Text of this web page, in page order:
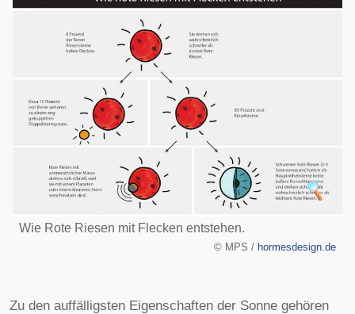
Wie Rote Riesen mit Flecken entstehen.
© MPS / hormesdesign.de
Zu den auffälligsten Eigenschaften der Sonne gehören